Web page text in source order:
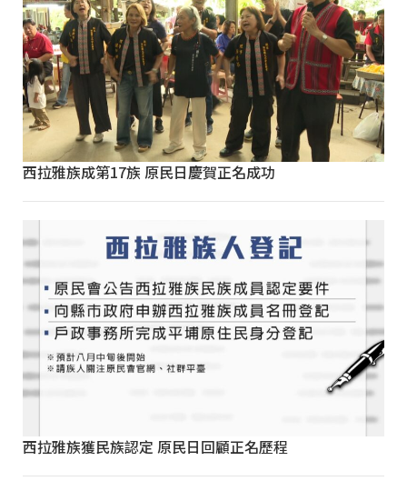
西拉雅族成第17族 原民日慶賀正名成功
西拉雅族獲民族認定 原民日回顧正名歷程